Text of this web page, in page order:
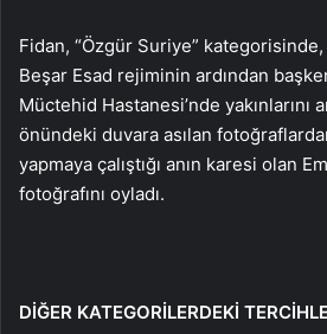
Fidan, “Özgür Suriye”
Beşar Esad rejiminin ardından
Müctehid Hastanesi’nde yakınlarını
önündeki duvara asılan
yapmaya çalıştığı anın karesi olan
fotoğrafını oyladı.
DİĞER KATEGORİLERDEKİ